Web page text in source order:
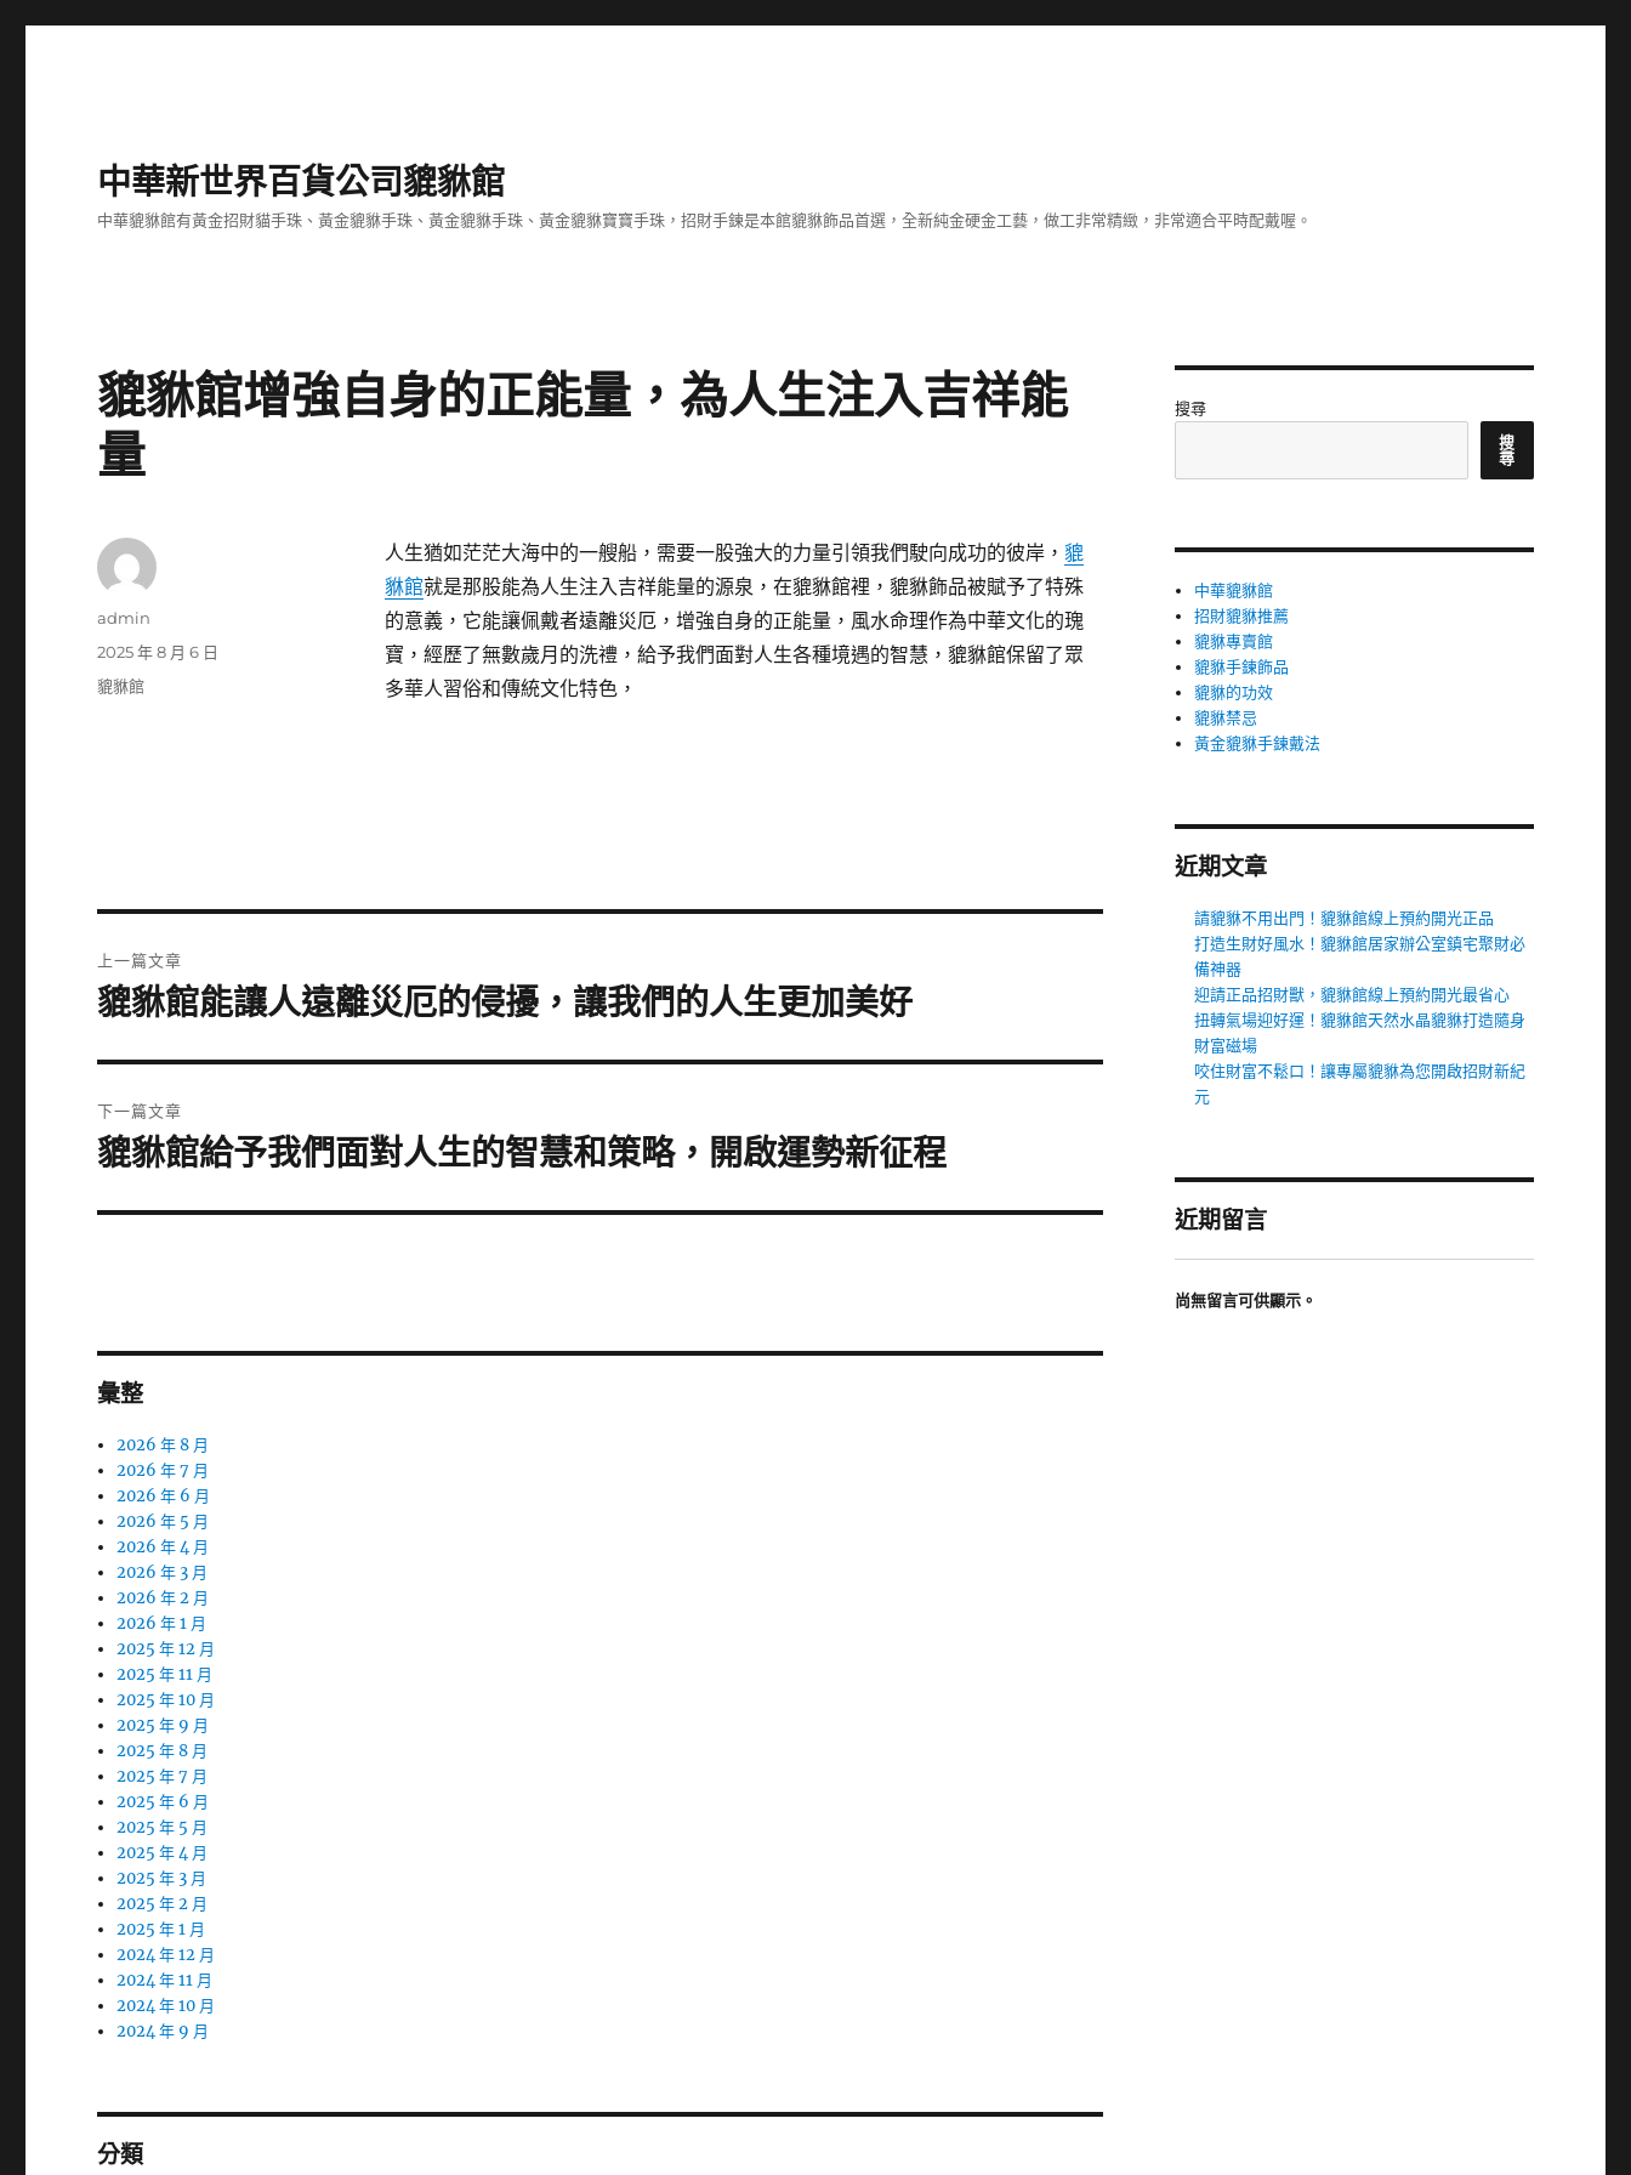
中華新世界百貨公司貔貅館
中華貔貅館有黃金招財貓手珠、黃金貔貅手珠、黃金貔貅手珠、黃金貔貅寶寶手珠，招財手鍊是本館貔貅飾品首選，全新純金硬金工藝，做工非常精緻，非常適合平時配戴喔。
貔貅館增強自身的正能量，為人生注入吉祥能
量
人生猶如茫茫大海中的一艘船，需要一股強大的力量引領我們駛向成功的彼岸， 貔
貅館就是那股能為人生注入吉祥能量的源泉，在貔貅館裡，貔貅飾品被賦予了特殊
的意義，它能讓佩戴者遠離災厄，增強自身的正能量，風水命理作為中華文化的瑰
寶，經歷了無數歲月的洗禮，給予我們面對人生各種境遇的智慧，貔貅館保留了眾
多華人習俗和傳統文化特色，
作
admin
發
佈
2025 年 8 月 6 日
分
貔貅館
章
上一篇文章
上
篇
文
章:
貔貅館能讓人遠離災厄的侵擾，讓我們的人生更加美好
下一篇文章
下
篇
貔貅館給予我們面對人生的智慧和策略，開啟運勢新征程
彙整
2026 年 8 月
2026 年 7 月
2026 年 6 月
2026 年 5 月
2026 年 4 月
2026 年 3 月
2026 年 2 月
2026 年 1 月
2025 年 12 月
2025 年 11 月
2025 年 10 月
2025 年 9 月
2025 年 8 月
2025 年 7 月
2025 年 6 月
2025 年 5 月
2025 年 4 月
2025 年 3 月
2025 年 2 月
2025 年 1 月
2024 年 12 月
2024 年 11 月
2024 年 10 月
2024 年 9 月
分類
搜尋
搜
尋
中華貔貅館
招財貔貅推薦
貔貅專賣館
貔貅手鍊飾品
貔貅的功效
貔貅禁忌
黃金貔貅手鍊戴法
近期文章
請貔貅不用出門！貔貅館線上預約開光正品
打造生財好風水！貔貅館居家辦公室鎮宅聚財必
備神器
迎請正品招財獸，貔貅館線上預約開光最省心
扭轉氣場迎好運！貔貅館天然水晶貔貅打造隨身
財富磁場
咬住財富不鬆口！讓專屬貔貅為您開啟招財新紀
元
近期留言
尚無留言可供顯示。